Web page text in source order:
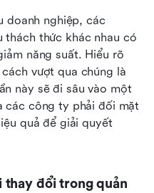
doanh nghiệp, các
thách thức khác nhau có
năng suất. Hiểu rõ
vượt qua chúng là
này sẽ đi sâu vào một
các công ty phải đối mặt
quả để giải quyết
thay đổi trong quản